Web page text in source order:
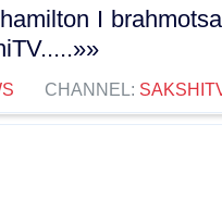
I
CHANNEL: